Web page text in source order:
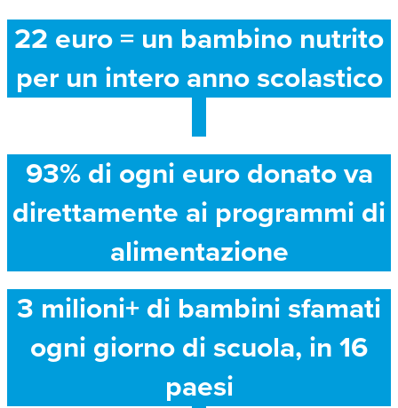
22 euro = un bambino nutrito
per un intero anno scolastico
93% di ogni euro donato va
direttamente ai programmi di
alimentazione
3 milioni+ di bambini sfamati
ogni giorno di scuola, in 16
paesi